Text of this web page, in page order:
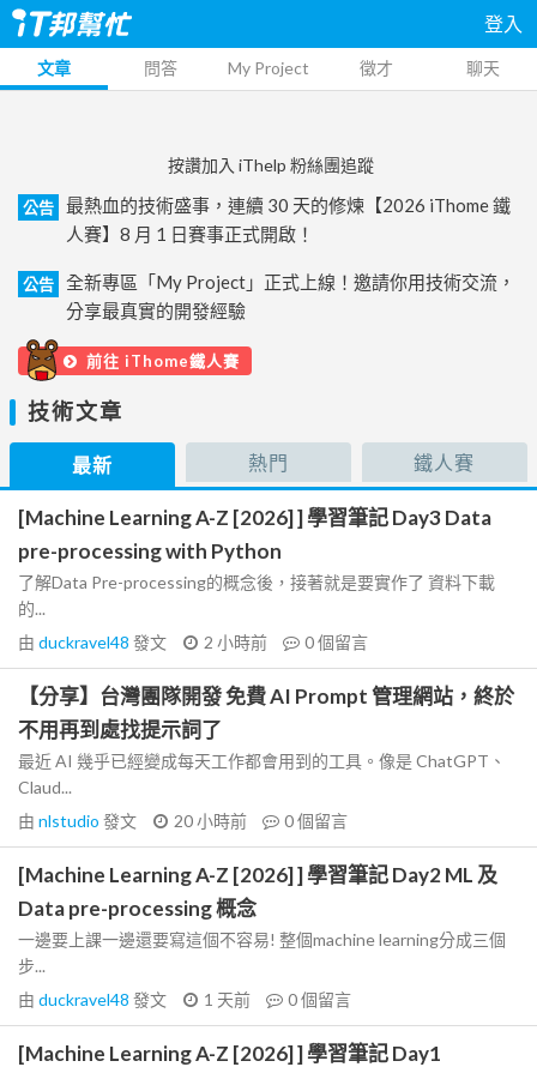
登入
文章 問答 My Project 徵才 聊天
按讚加入 iThelp 粉絲團追蹤
公告
最熱血的技術盛事，連續 30 天的修煉【2026 iThome 鐵
人賽】8 月 1 日賽事正式開啟！
公告
全新專區「My Project」正式上線！邀請你用技術交流，
分享最真實的開發經驗
前往 iThome鐵人賽
技術文章
最新 熱門 鐵人賽
[Machine Learning A-Z [2026] ] 學習筆記 Day3 Data
pre-processing with Python
了解Data Pre-processing的概念後，接著就是要實作了 資料下載
的...
由 duckravel48 發文 2 小時前 0個留言
【分享】台灣團隊開發 免費 AI Prompt 管理網站，終於
不用再到處找提示詞了
最近 AI 幾乎已經變成每天工作都會用到的工具。像是 ChatGPT、
Claud...
由 nlstudio 發文 20 小時前 0個留言
[Machine Learning A-Z [2026] ] 學習筆記 Day2 ML 及
Data pre-processing 概念
一邊要上課一邊還要寫這個不容易! 整個machine learning分成三個
步...
由 duckravel48 發文 1 天前 0個留言
[Machine Learning A-Z [2026] ] 學習筆記 Day1